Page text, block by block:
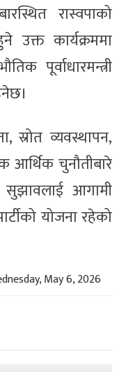
रास्वपाको
उक्त कार्यक्रममा
पूर्वाधारमन्त्री
स्रोत व्यवस्थापन,
आर्थिक चुनौतीबारे
सुझावलाई आगामी
योजना रहेको
May 6, 2026